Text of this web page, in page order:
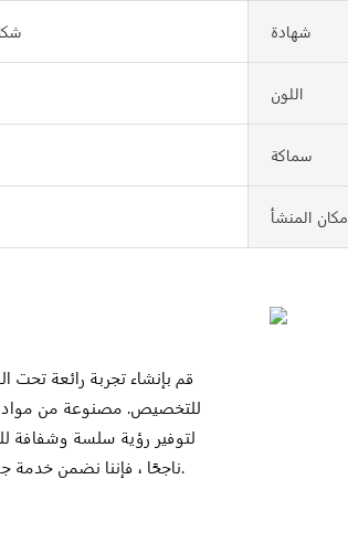
شهادة
اللون
سماكة
مكان المنشأ
قم بإنشاء تجربة رائعة تحت
للتخصيص. مصنوعة من مواد
ناجحًا ، فإننا نضمن خدمة جودة وشرائية من الدرجة الأولى لجلب جمال المحيط إلى مساحتك.